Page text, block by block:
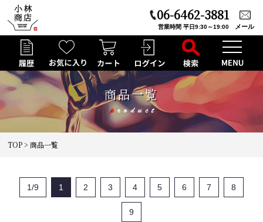
メール
06-6462-3881
営業時間 平日9:30～19:00
商品一覧
TOP> 商品一覧
1/9 1 2 3 4 5 6 7 8
9